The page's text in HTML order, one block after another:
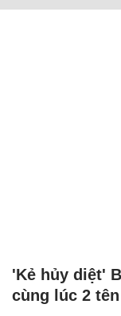
'Kẻ hủy diệt'
cùng lúc 2